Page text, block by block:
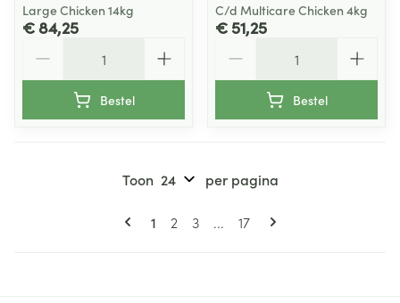
Large Chicken 14kg
€ 84,25
Bestel
C/d Multicare Chicken 4kg
€ 51,25
Bestel
Pagina's
U lees momenteel pagina
1 Pagina
2 Pagina
3 ... Pagina
17
Toon per pagina